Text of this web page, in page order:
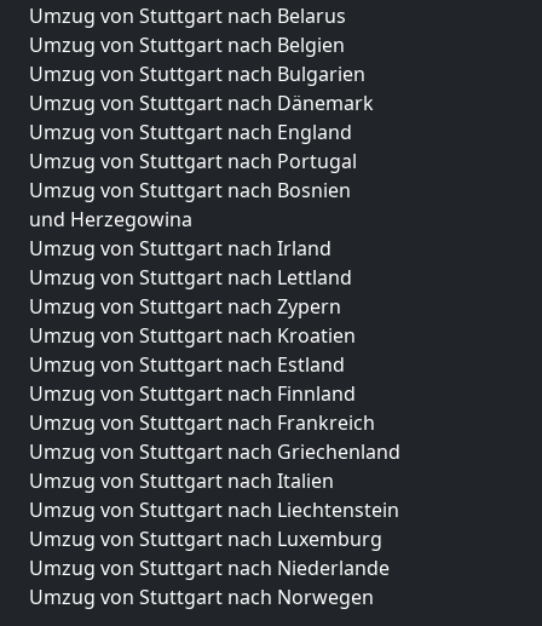
Umzug von Stuttgart nach Belarus
Umzug von Stuttgart nach Belgien
Umzug von Stuttgart nach Bulgarien
Umzug von Stuttgart nach Dänemark
Umzug von Stuttgart nach England
Umzug von Stuttgart nach Portugal
Umzug von Stuttgart nach Bosnien
und Herzegowina
Umzug von Stuttgart nach Irland
Umzug von Stuttgart nach Lettland
Umzug von Stuttgart nach Zypern
Umzug von Stuttgart nach Kroatien
Umzug von Stuttgart nach Estland
Umzug von Stuttgart nach Finnland
Umzug von Stuttgart nach Frankreich
Umzug von Stuttgart nach Griechenland
Umzug von Stuttgart nach Italien
Umzug von Stuttgart nach Liechtenstein
Umzug von Stuttgart nach Luxemburg
Umzug von Stuttgart nach Niederlande
Umzug von Stuttgart nach Norwegen